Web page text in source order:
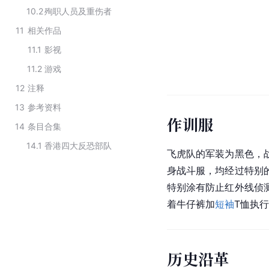
10.2殉职人员及重伤者
11 相关作品
11.1 影视
11.2 游戏
12 注释
13 参考资料
14 条目合集
14.1 香港四大反恐部队
作训服
飞虎队的军装为黑色，
身战斗服，均经过特别
特别涂有防止红外线侦
着牛仔裤加短袖T恤执
历史沿革